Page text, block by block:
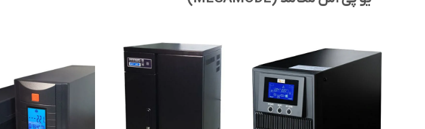
افزودن
به
علاقه
مندی
ها
افزودن
به
علاقه
مندی